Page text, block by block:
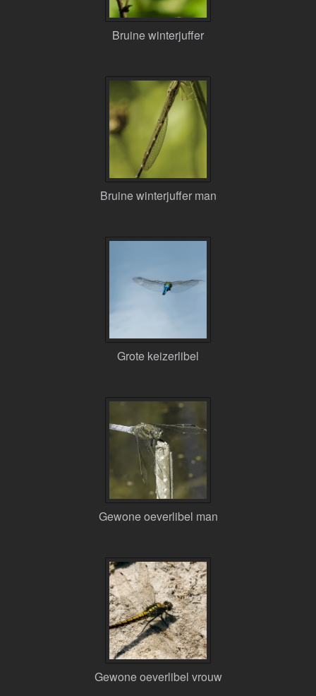
Bruine winterjuffer
Bruine winterjuffer man
Grote keizerlibel
Gewone oeverlibel man
Gewone oeverlibel vrouw